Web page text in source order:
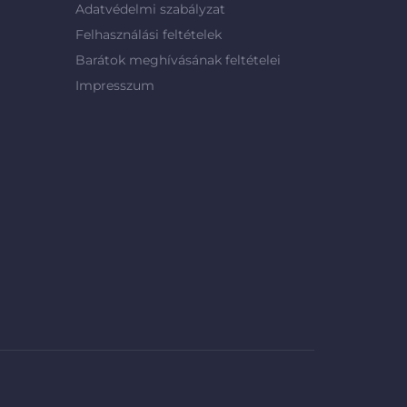
Adatvédelmi szabályzat
Felhasználási feltételek
Barátok meghívásának feltételei
Impresszum